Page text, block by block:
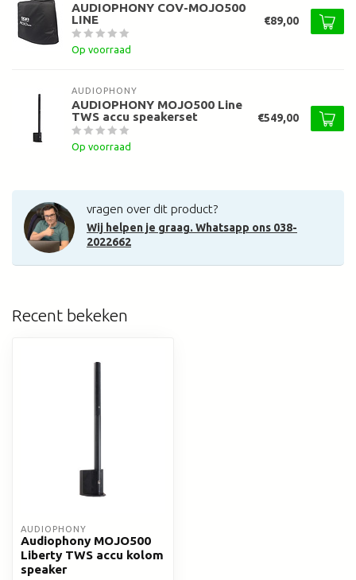
AUDIOPHONY COV-MOJO500
LINE
Op voorraad
€89,00
AUDIOPHONY
AUDIOPHONY MOJO500 Line
TWS accu speakerset
Op voorraad
€549,00
vragen over dit product?
Wij helpen je graag. Whatsapp ons 038-
2022662
Recent bekeken
AUDIOPHONY
Audiophony MOJO500
Liberty TWS accu kolom
speaker